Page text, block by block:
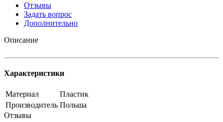
Отзывы
Задать вопрос
Дополнительно
Описание
Характеристики
Материал
Пластик
Производитель Польша
Отзывы